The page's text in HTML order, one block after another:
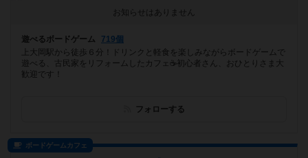
お知らせはありません
遊べるボードゲーム
719個
上大岡駅から徒歩６分！ドリンクと軽食を楽しみながらボードゲームで
遊べる、古民家をリフォームしたカフェ☕️初心者さん、おひとりさま大
歓迎です！
フォローする
ボードゲームカフェ